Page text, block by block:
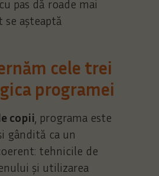
pas dă roade mai
se așteaptă
cele trei
programei
copii , programa este
gândită ca un
tehnicile de
și utilizarea